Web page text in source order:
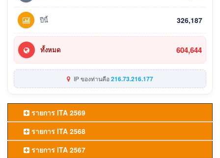
ปีนี้ 326,187
ทั้งหมด 604,644
IP ของท่านคือ216.73.216.177
รายการ ITA 2569
รายการ ITA 2568
รายการ ITA 2567